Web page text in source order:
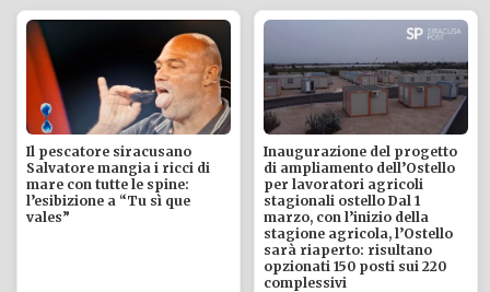
Il pescatore siracusano
Salvatore mangia i ricci di
mare con tutte le spine:
l’esibizione a “Tu sì que
vales”
Inaugurazione del progetto
di ampliamento dell’Ostello
per lavoratori agricoli
stagionali ostello Dal 1
marzo, con l’inizio della
stagione agricola, l’Ostello
sarà riaperto: risultano
opzionati 150 posti sui 220
complessivi